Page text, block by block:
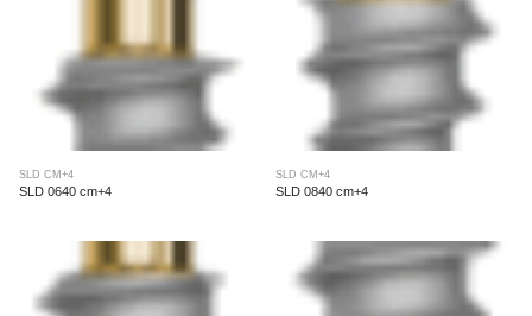
SLD CM+4
SLD 0640 cm+4
SLD CM+4
SLD 0840 cm+4